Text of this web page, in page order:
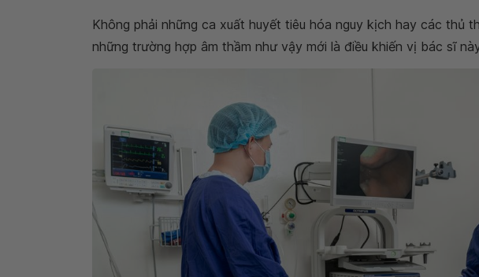
Không phải những ca xuất huyết tiêu hóa nguy kịch hay các thủ
những trường hợp âm thầm như vậy mới là điều khiến vị bác sĩ